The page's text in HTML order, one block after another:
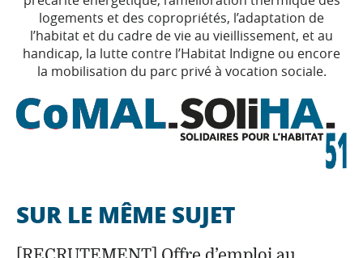
logements et des copropriétés, l’adaptation de
l’habitat et du cadre de vie au vieillissement, et au
handicap, la lutte contre l’Habitat Indigne ou encore
la mobilisation du parc privé à vocation sociale.
SUR LE MÊME SUJET